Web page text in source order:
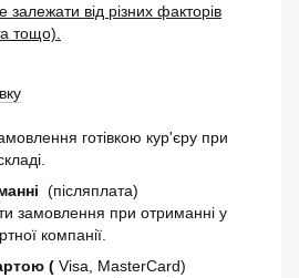
залежати від різних факторів
тощо).
готівкою кур'єру при
(післяплата)
замовлення при отриманні у
компанії.
( Visa, MasterCard)